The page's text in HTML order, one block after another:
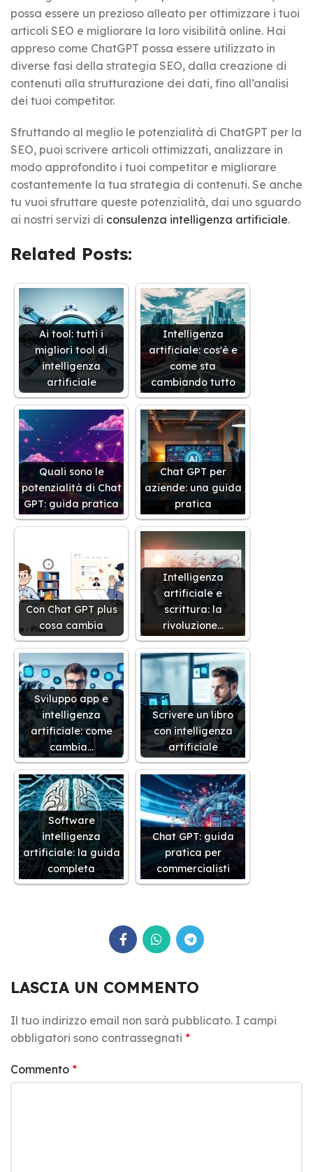
possa essere un prezioso alleato per ottimizzare i tuoi
articoli SEO e migliorare la loro visibilità online. Hai
appreso come ChatGPT possa essere utilizzato in
diverse fasi della strategia SEO, dalla creazione di
contenuti alla strutturazione dei dati, fino all’analisi
dei tuoi competitor.
Sfruttando al meglio le potenzialità di ChatGPT per la
SEO, puoi scrivere articoli ottimizzati, analizzare in
modo approfondito i tuoi competitor e migliorare
costantemente la tua strategia di contenuti. Se anche
tu vuoi sfruttare queste potenzialità, dai uno sguardo
ai nostri servizi di consulenza intelligenza artificiale.
Related Posts:
Ai tool: tutti i
migliori tool di
intelligenza
artificiale
Intelligenza
artificiale: cos'è e
come sta
cambiando tutto
Quali sono le
potenzialità di Chat
GPT: guida pratica
Chat GPT per
aziende: una guida
pratica
Con Chat GPT plus
cosa cambia
Intelligenza
artificiale e
scrittura: la
rivoluzione…
Sviluppo app e
intelligenza
artificiale: come
cambia…
Scrivere un libro
con intelligenza
artificiale
Software
intelligenza
artificiale: la guida
completa
Chat GPT: guida
pratica per
commercialisti
LASCIA UN COMMENTO
Il tuo indirizzo email non sarà pubblicato. I campi
obbligatori sono contrassegnati *
Commento *